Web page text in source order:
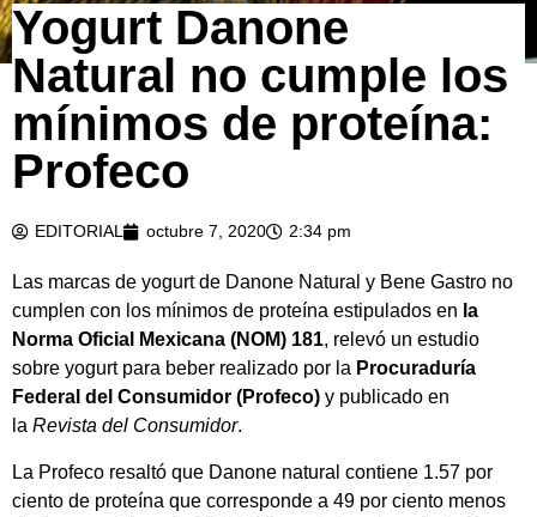
Yogurt Danone
Natural no cumple los
mínimos de proteína:
Profeco
EDITORIAL octubre 7, 2020 2:34 pm
Las marcas de yogurt de Danone Natural y Bene Gastro no
cumplen con los mínimos de proteína estipulados en la
Norma Oficial Mexicana (NOM) 181, relevó un estudio
sobre yogurt para beber realizado por la Procuraduría
Federal del Consumidor (Profeco) y publicado en
la Revista del Consumidor.
La Profeco resaltó que Danone natural contiene 1.57 por
ciento de proteína que corresponde a 49 por ciento menos